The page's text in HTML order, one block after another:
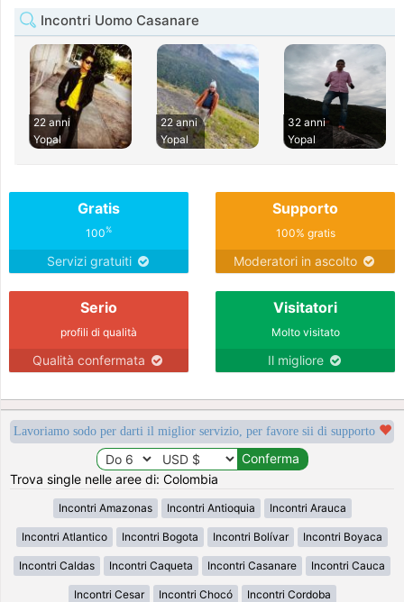
Incontri Uomo Casanare
22 anni
Yopal
22 anni
Yopal
32 anni
Yopal
Gratis
100%
Servizi gratuiti
Supporto
100% gratis
Moderatori in ascolto
Serio
profili di qualità
Qualità confermata
Visitatori
Molto visitato
Il migliore
Lavoriamo sodo per darti il miglior servizio, per favore sii di supporto
Trova single nelle aree di: Colombia
Incontri Amazonas Incontri Antioquia Incontri Arauca
Incontri Atlantico Incontri Bogota Incontri Bolívar Incontri Boyaca
Incontri Caldas Incontri Caqueta Incontri Casanare Incontri Cauca
Incontri Cesar Incontri Chocó Incontri Cordoba